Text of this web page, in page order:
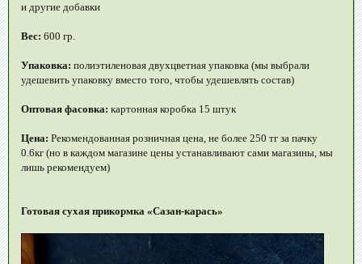
и другие добавки
Вес: 600 гр.
Упаковка: полиэтиленовая двухцветная упаковка (мы выбрали
удешевить упаковку вместо того, чтобы удешевлять состав)
Оптовая фасовка: картонная коробка 15 штук
Цена: Рекомендованная розничная цена, не более 250 тг за пачку
0.6кг (но в каждом магазине цены устанавливают сами магазины, мы
лишь рекомендуем)
Готовая сухая прикормка «Сазан-карась»